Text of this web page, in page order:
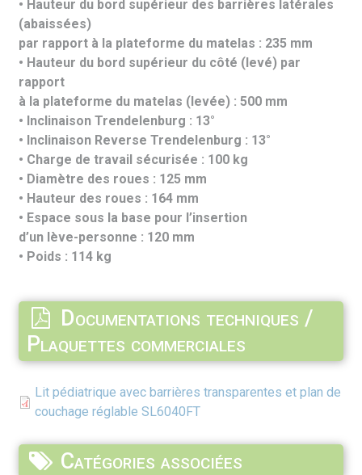
• Hauteur du bord supérieur des barrières latérales
(abaissées)
par rapport à la plateforme du matelas : 235 mm
• Hauteur du bord supérieur du côté (levé) par
rapport
à la plateforme du matelas (levée) : 500 mm
• Inclinaison Trendelenburg : 13°
• Inclinaison Reverse Trendelenburg : 13°
• Charge de travail sécurisée : 100 kg
• Diamètre des roues : 125 mm
• Hauteur des roues : 164 mm
• Espace sous la base pour l’insertion
d’un lève-personne : 120 mm
• Poids : 114 kg
Documentations techniques /
Plaquettes commerciales
Lit pédiatrique avec barrières transparentes et plan de
couchage réglable SL6040FT
Catégories associées